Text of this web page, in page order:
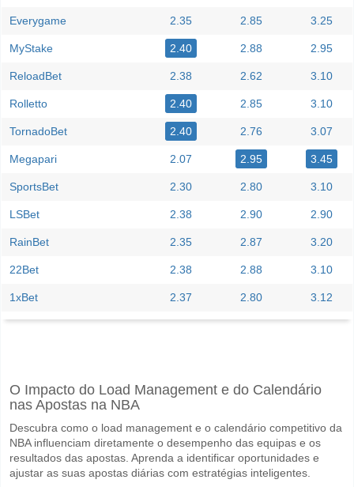
Everygame 2.35 2.85 3.25
MyStake 2.40 2.88 2.95
ReloadBet 2.38 2.62 3.10
Rolletto 2.40 2.85 3.10
TornadoBet 2.40 2.76 3.07
Megapari 2.07 2.95 3.45
SportsBet 2.30 2.80 3.10
LSBet 2.38 2.90 2.90
RainBet 2.35 2.87 3.20
22Bet 2.38 2.88 3.10
1xBet 2.37 2.80 3.12
A partida entre Kawkab Marrakech v Ittihad Tanger 17 June 2026
Kawkab Marrakech para o Vencedor do jogo, com a probabilidade de
Será que ambas as equipas marcam no jogo Kawkab
O Impacto do Load Management e do Calendário
nas Apostas na NBA
Descubra como o load management e o calendário competitivo da
NBA influenciam diretamente o desempenho das equipas e os
resultados das apostas. Aprenda a identificar oportunidades e
ajustar as suas apostas diárias com estratégias inteligentes.